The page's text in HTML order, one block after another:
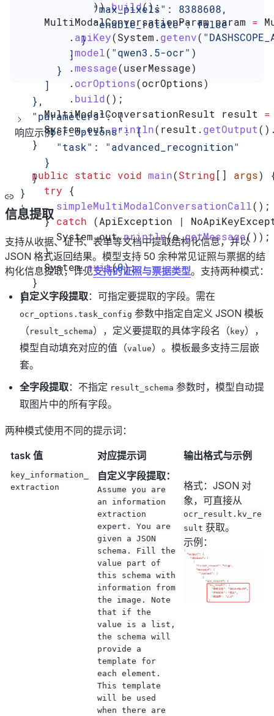
            )).
build();
    MultiModalConversationParam
param =
        .
apiKey(System . getenv(
        .
model( "qwen3.5-ocr" )
        .
message(userMessage)
        .
ocrOptions(ocrOptions)
        .
build();
    MultiModalConversationResult
result =
    System
.out.println( result . getOutput
  }
  public
static void main(String [] args)
    try
{
      simpleMultiModalConversationCall
();
    }
catch (ApiException |
      System
.out.println(e.getMessage());
    }
    System
.exit(0);
  }
}
            "max_pixels": 8388608,
            "enable_rotate": false
          }
        ]
      }
    ]
  },
  "parameters": {
    "ocr_options": {
      "task": "advanced_recognition"
    }
  }
}
'
响应示例
信息提取
支持从收据、证书、表单等文档中提取结构化信息，并以
JSON 格式返回结果。模型支持 50 余种常见证照与票据的结
构化信息提取，详见支持的证照与票据类型。支持两种模式：
自定义字段提取：可指定要提取的字段。需在
ocr_options.task_config 参数中指定自定义 JSON 模板
（ result_schema），定义要提取的具体字段名（ key），
模型自动填充对应的值（value）。模板最多支持三层嵌
套。
全字段提取：不指定 result_schema 参数时，模型自动提
取图片中的所有字段。
两种模式使用不同的提示词：
task 值 对应提示词 输出格式与示例
key_information_
extraction
自定义字段提取：
Assume you are
an information
extraction
expert. You are
given a JSON
schema. Fill the
value part of
this schema with
information from
the image. Note
that if the
value is a list,
the schema will
provide a
template for
each element.
This template
will be used
when there are
格式：JSON 对
象，可直接从
ocr_result.kv_re
sult 获取。
示例：